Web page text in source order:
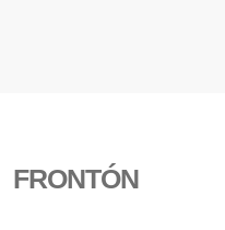
FRONTÓN